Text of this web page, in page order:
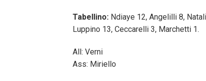
Tabellino: Ndiaye 12, Angelilli 8,
Luppino 13, Ceccarelli 3, Marchetti 1.
All: Verni
Ass: Miriello